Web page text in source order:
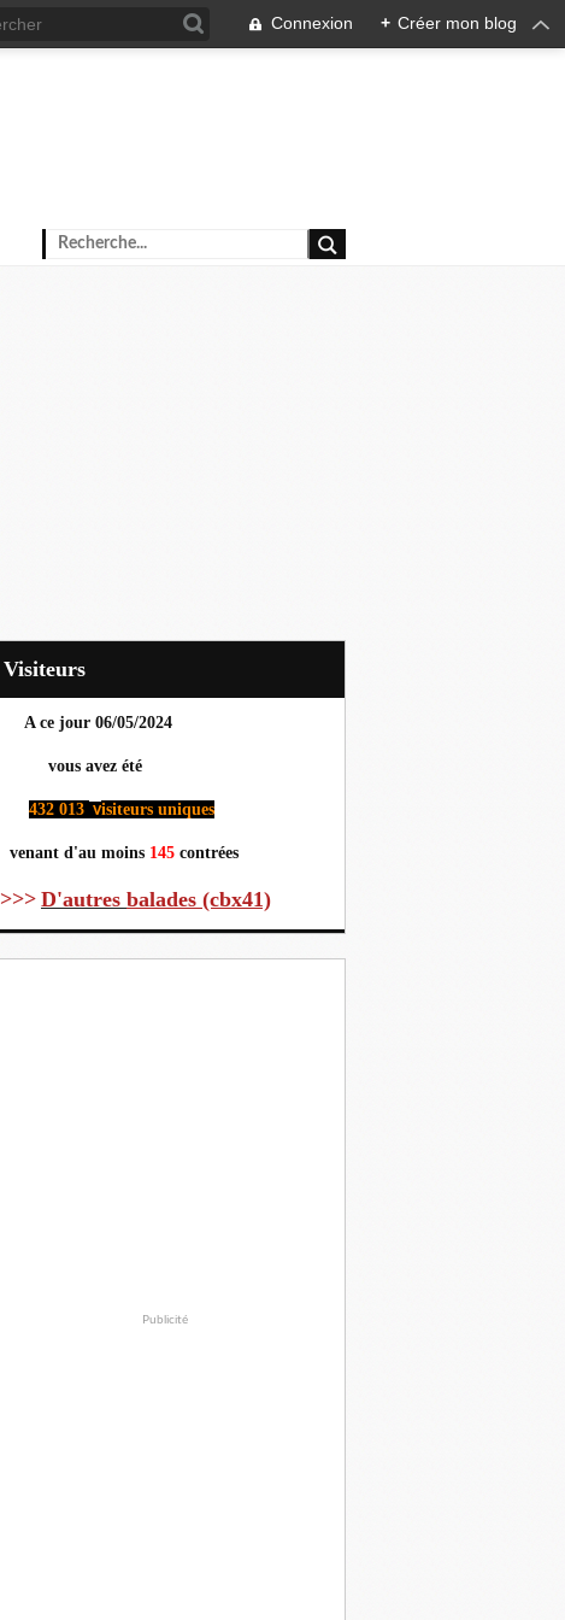
Connexion + Créer mon blog
Visiteurs
A ce jour 06/05/2024
vous avez été
432 013 visiteurs uniques
venant d'au moins 145 contrées
>>> D'autres balades (cbx41)
Publicité